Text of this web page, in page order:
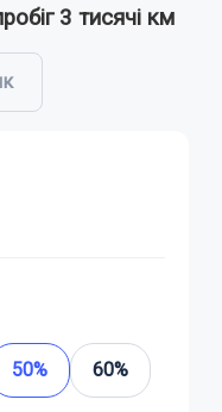
3 тисячі км
50% 60%